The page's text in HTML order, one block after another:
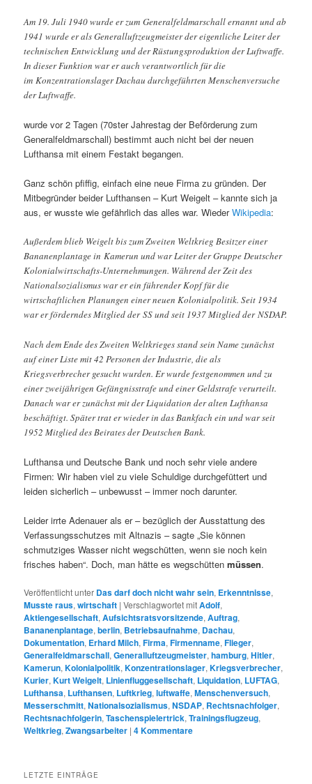
Am 19. Juli 1940 wurde er zum Generalfeldmarschall ernannt und ab
1941 wurde er als Generalluftzeugmeister der eigentliche Leiter der
technischen Entwicklung und der Rüstungsproduktion der Luftwaffe.
In dieser Funktion war er auch verantwortlich für die
im Konzentrationslager Dachau durchgeführten Menschenversuche
der Luftwaffe.
wurde vor 2 Tagen (70ster Jahrestag der Beförderung zum
Generalfeldmarschall) bestimmt auch nicht bei der neuen
Lufthansa mit einem Festakt begangen.
Ganz schön pfiffig, einfach eine neue Firma zu gründen. Der
Mitbegründer beider Lufthansen – Kurt Weigelt – kannte sich ja
aus, er wusste wie gefährlich das alles war. WiederWikipedia:
Außerdem blieb Weigelt bis zum Zweiten Weltkrieg Besitzer einer
Bananenplantage in Kamerun und war Leiter der Gruppe Deutscher
Kolonialwirtschafts-Unternehmungen. Während der Zeit des
Nationalsozialismus war er ein führender Kopf für die
wirtschaftlichen Planungen einer neuen Kolonialpolitik. Seit 1934
war er förderndes Mitglied der SS und seit 1937 Mitglied der NSDAP.
Nach dem Ende des Zweiten Weltkrieges stand sein Name zunächst
auf einer Liste mit 42 Personen der Industrie, die als
Kriegsverbrecher gesucht wurden. Er wurde festgenommen und zu
einer zweijährigen Gefängnisstrafe und einer Geldstrafe verurteilt.
Danach war er zunächst mit der Liquidation der alten Lufthansa
beschäftigt. Später trat er wieder in das Bankfach ein und war seit
1952 Mitglied des Beirates der Deutschen Bank.
Lufthansa und Deutsche Bank und noch sehr viele andere
Firmen: Wir haben viel zu viele Schuldige durchgefüttert und
leiden sicherlich – unbewusst – immer noch darunter.
Leider irrte Adenauer als er – bezüglich der Ausstattung des
Verfassungsschutzes mit Altnazis – sagte „Sie können
schmutziges Wasser nicht wegschütten, wenn sie noch kein
frisches haben“. Doch, man hätte es wegschüttenmüssen.
Veröffentlicht unter Das darf doch nicht wahr sein, Erkenntnisse,
Musste raus,wirtschaft |Verschlagwortet mitAdolf,
Aktiengesellschaft,Aufsichtsratsvorsitzende,Auftrag,
Bananenplantage,berlin, Betriebsaufnahme, Dachau,
Dokumentation, Erhard Milch,Firma,Firmenname,Flieger,
Generalfeldmarschall,Generalluftzeugmeister,hamburg,Hitler,
Kamerun,Kolonialpolitik,Konzentrationslager,Kriegsverbrecher,
Kurier,Kurt Weigelt, Linienfluggesellschaft, Liquidation, LUFTAG,
Lufthansa, Lufthansen, Luftkrieg,luftwaffe,Menschenversuch,
Messerschmitt,Nationalsozialismus,NSDAP, Rechtsnachfolger,
Rechtsnachfolgerin,Taschenspielertrick,Trainingsflugzeug,
Weltkrieg,Zwangsarbeiter |4Kommentare
LETZTE EINTRÄGE